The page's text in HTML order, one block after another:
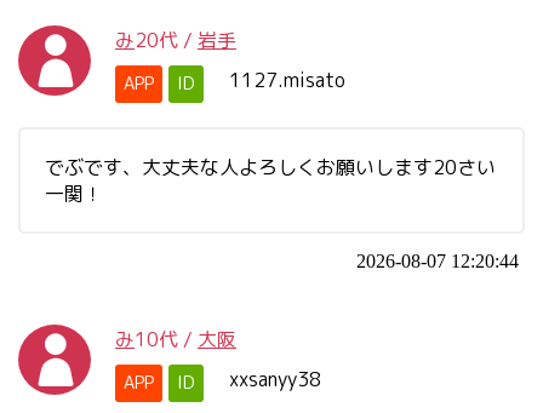
み20代 / 岩手
APP ID 1127.misato
でぶです、大丈夫な人よろしくお願いします20さい
一関！
2026-08-07 12:20:44
み10代 / 大阪
APP ID xxsanyy38